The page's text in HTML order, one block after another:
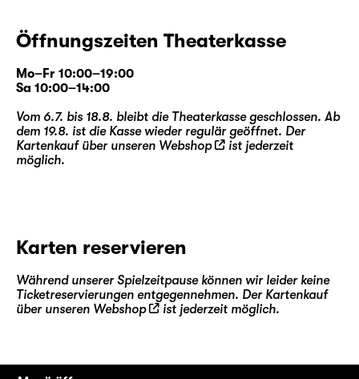
Öffnungszeiten Theaterkasse
Mo–Fr 10:00–19:00
Sa 10:00–14:00
Vom 6.7. bis 18.8. bleibt die Theaterkasse geschlossen. Ab
dem 19.8. ist die Kasse wieder regulär geöffnet. Der
Kartenkauf über unseren Webshop
ist jederzeit
möglich.
Karten reservieren
Während unserer Spielzeitpause können wir leider keine
Ticketreservierungen entgegennehmen. Der Kartenkauf
über unseren Webshop ist jederzeit möglich.